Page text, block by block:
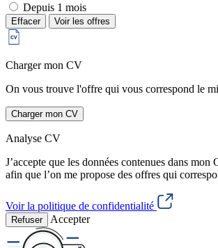
Depuis 1 mois
Effacer Voir les offres
Charger mon CV
On vous trouve l'offre qui vous correspond le
Charger mon CV
Analyse CV
J’accepte que les données contenues dans mon
afin que l’on me propose des offres qui
Voir la politique de confidentialité
Refuser Accepter